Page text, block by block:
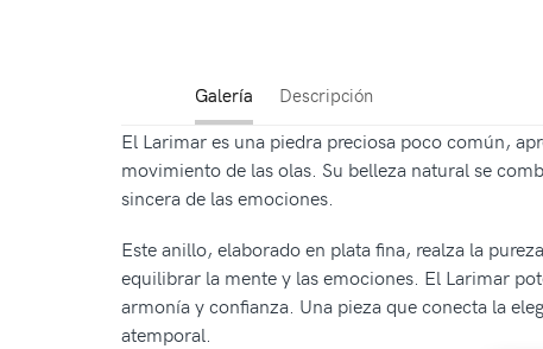
Galería Descripción
El Larimar es una piedra preciosa poco común,
movimiento de las olas. Su belleza natural se
sincera de las emociones.
Este anillo, elaborado en plata fina, realza la
equilibrar la mente y las emociones. El Larimar
armonía y confianza. Una pieza que conecta la
atemporal.